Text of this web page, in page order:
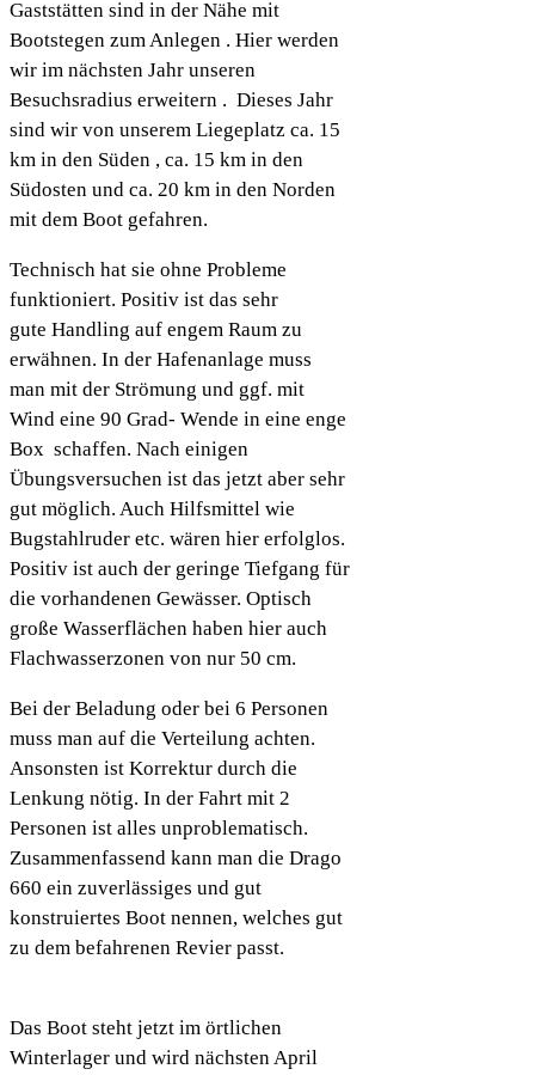
Gaststätten sind in der Nähe mit
Bootstegen zum Anlegen . Hier werden
wir im nächsten Jahr unseren
Besuchsradius erweitern . Dieses Jahr
sind wir von unserem Liegeplatz ca. 15
km in den Süden , ca. 15 km in den
Südosten und ca. 20 km in den Norden
mit dem Boot gefahren.
Technisch hat sie ohne Probleme
funktioniert. Positiv ist das sehr
gute Handling auf engem Raum zu
erwähnen. In der Hafenanlage muss
man mit der Strömung und ggf. mit
Wind eine 90 Grad- Wende in eine enge
Box schaffen. Nach einigen
Übungsversuchen ist das jetzt aber sehr
gut möglich. Auch Hilfsmittel wie
Bugstahlruder etc. wären hier erfolglos.
Positiv ist auch der geringe Tiefgang für
die vorhandenen Gewässer. Optisch
große Wasserflächen haben hier auch
Flachwasserzonen von nur 50 cm.
Bei der Beladung oder bei 6 Personen
muss man auf die Verteilung achten.
Ansonsten ist Korrektur durch die
Lenkung nötig. In der Fahrt mit 2
Personen ist alles unproblematisch.
Zusammenfassend kann man die Drago
660 ein zuverlässiges und gut
konstruiertes Boot nennen, welches gut
zu dem befahrenen Revier passt.
Das Boot steht jetzt im örtlichen
Winterlager und wird nächsten April